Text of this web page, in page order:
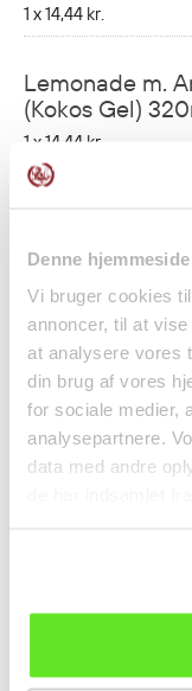
Denne
Vi bruger cookies
annoncer, til at
at analysere vores
din brug af vores
for sociale medier,
analysepartnere.
data med andre
1 x14,44 kr.
Lemonade m.
(Kokos Gel)
1 x14,44 kr.
1 x14,44 kr.
Lemonade m.
Gel) 320ml
1 x 14,44 kr.
Lemonade m.
(Kokos Gel)